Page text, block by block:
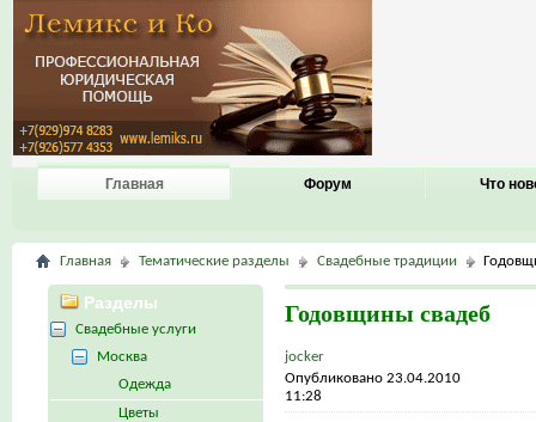
Главная Форум Что
Главная Тематические разделы Свадебные традиции
Годовщины свадеб
jocker
Опубликовано 23.04.2010
11:28
Разделы
Свадебные услуги
Москва
Одежда
Цветы